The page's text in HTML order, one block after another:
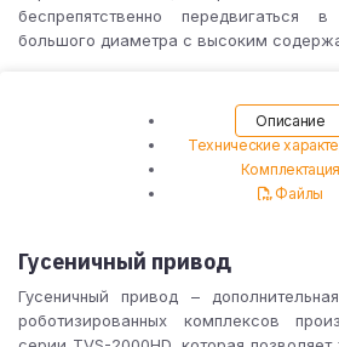
беспрепятственно
большого диаметра с высоким
Описание
Технические
Комплектация
Файлы
Гусеничный привод
Гусеничный привод –
роботизированных комплексов